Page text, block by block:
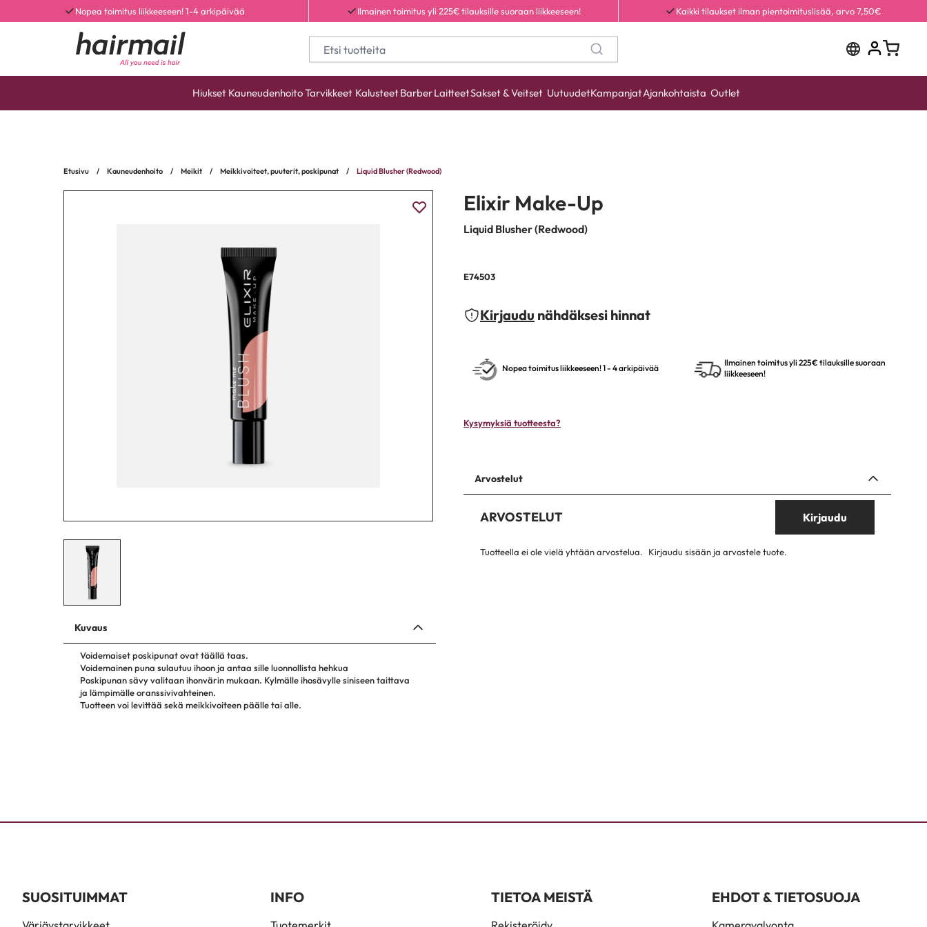
Nopea toimitus liikkeeseen! 1-4 arkipäivää Ilmainen toimitus yli 225€ tilauksille suoraan liikkeeseen! Kaikki tilaukset ilman pientoimituslisää, arvo 7,50€
Hiukset KauneudenhoitoTarvikkeet KalusteetBarberLaitteetSakset & Veitset UutuudetKampanjatAjankohtaista Outlet
Etusivu / Kauneudenhoito / Meikit / Meikkivoiteet, puuterit, poskipunat / Liquid Blusher (Redwood)
Kuvaus
Voidemaiset poskipunat ovat täällä taas.
Voidemainen puna sulautuu ihoon ja antaa sille luonnollista hehkua
Poskipunan sävy valitaan ihonvärin mukaan. Kylmälle ihosävylle siniseen taittava
ja lämpimälle oranssivivahteinen.
Tuotteen voi levittää sekä meikkivoiteen päälle tai alle.
Elixir Make-Up
Liquid Blusher (Redwood)
E74503
Kirjaudu nähdäksesi hinnat
Nopea toimitus liikkeeseen! 1 - 4 arkipäivää
Ilmainen toimitus yli 225€ tilauksille suoraan
liikkeeseen!
Kysymyksiä tuotteesta?
Arvostelut
ARVOSTELUT Kirjaudu
Tuotteella ei ole vielä yhtään arvostelua. Kirjaudu sisään ja arvostele tuote.
SUOSITUIMMAT INFO TIETOA MEISTÄ EHDOT & TIETOSUOJA